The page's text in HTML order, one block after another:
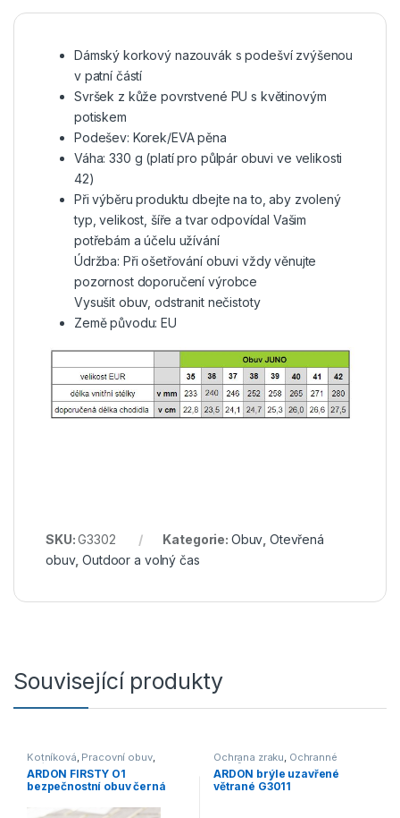
Dámský korkový nazouvák s podešví zvýšenou
v patní částí
Svršek z kůže povrstvené PU s květinovým
potiskem
Podešev: Korek/EVA pěna
Váha: 330 g (platí pro půlpár obuvi ve velikosti
42)
Při výběru produktu dbejte na to, aby zvolený
typ, velikost, šíře a tvar odpovídal Vašim
potřebám a účelu užívání
Údržba: Při ošetřování obuvi vždy věnujte
pozornost doporučení výrobce
Vysušit obuv, odstranit nečistoty
Země původu: EU
SKU:G3302 Kategorie: Obuv Otevřená
obuv,Outdoor a volný čas
Související produkty
Kotníková, Pracovní obuv,
S3/S1P
ARDON FIRSTY O1
bezpečnostní obuv černá
Ochrana zraku, Ochranné
pomůcky
ARDON brýle uzavřené
větrané G3011